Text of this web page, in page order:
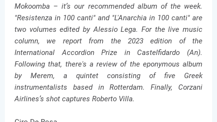
Mokoomba – it’s our recommended album of the week.
"Resistenza in 100 canti" and "L'Anarchia in 100 canti" are
two volumes edited by Alessio Lega. For the live music
column, we report from the 2023 edition of the
International Accordion Prize in Castelfidardo (An).
Following that, there's a review of the eponymous album
by Merem, a quintet consisting of five Greek
instrumentalists based in Rotterdam. Finally, Corzani
Airlines’s shot captures Roberto Villa.